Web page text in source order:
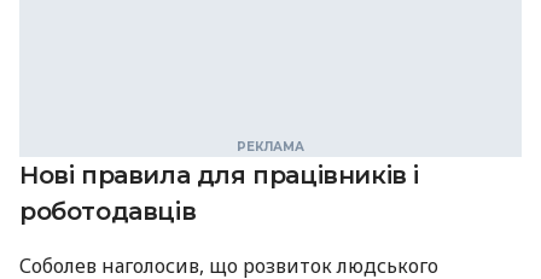
Нові правила для працівників і
роботодавців
Соболев наголосив, що розвиток людського